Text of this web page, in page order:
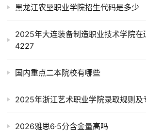
黑龙江农垦职业学院招生代码是多少
2025年大连装备制造职业技术学院在
4227
国内重点二本院校有哪些
2025年浙江艺术职业学院录取规则及
2026雅思6·5分含金量高吗